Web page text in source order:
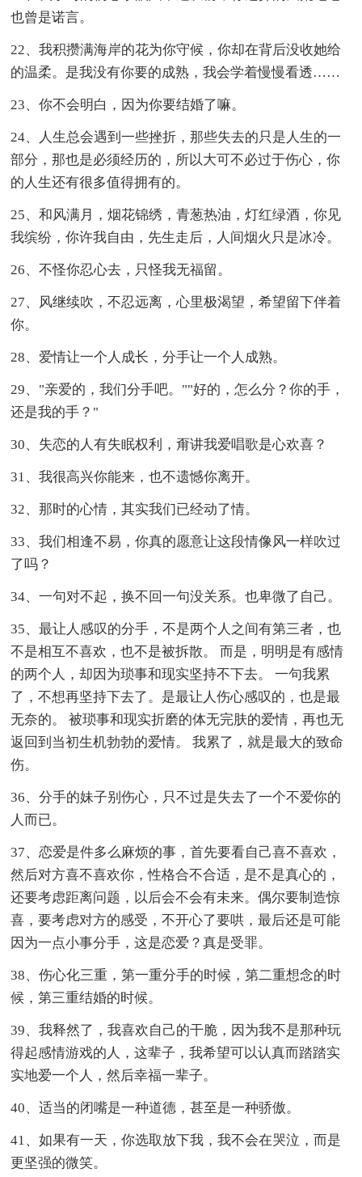
也曾是诺言。
22、我积攒满海岸的花为你守候，你却在背后没收她给
的温柔。是我没有你要的成熟，我会学着慢慢看透……
23、你不会明白，因为你要结婚了嘛。
24、人生总会遇到一些挫折，那些失去的只是人生的一
部分，那也是必须经历的，所以大可不必过于伤心，你
的人生还有很多值得拥有的。
25、和风满月，烟花锦绣，青葱热油，灯红绿酒，你见
我缤纷，你许我自由，先生走后，人间烟火只是冰冷。
26、不怪你忍心去，只怪我无福留。
27、风继续吹，不忍远离，心里极渴望，希望留下伴着
你。
28、爱情让一个人成长，分手让一个人成熟。
29、"亲爱的，我们分手吧。""好的，怎么分？你的手，
还是我的手？"
30、失恋的人有失眠权利，甭讲我爱唱歌是心欢喜？
31、我很高兴你能来，也不遗憾你离开。
32、那时的心情，其实我们已经动了情。
33、我们相逢不易，你真的愿意让这段情像风一样吹过
了吗？
34、一句对不起，换不回一句没关系。也卑微了自己。
35、最让人感叹的分手，不是两个人之间有第三者，也
不是相互不喜欢，也不是被拆散。 而是，明明是有感情
的两个人，却因为琐事和现实坚持不下去。 一句我累
了，不想再坚持下去了。是最让人伤心感叹的，也是最
无奈的。 被琐事和现实折磨的体无完肤的爱情，再也无
返回到当初生机勃勃的爱情。 我累了，就是最大的致命
伤。
36、分手的妹子别伤心，只不过是失去了一个不爱你的
人而已。
37、恋爱是件多么麻烦的事，首先要看自己喜不喜欢，
然后对方喜不喜欢你，性格合不合适，是不是真心的，
还要考虑距离问题，以后会不会有未来。偶尔要制造惊
喜，要考虑对方的感受，不开心了要哄，最后还是可能
因为一点小事分手，这是恋爱？真是受罪。
38、伤心化三重，第一重分手的时候，第二重想念的时
候，第三重结婚的时候。
39、我释然了，我喜欢自己的干脆，因为我不是那种玩
得起感情游戏的人，这辈子，我希望可以认真而踏踏实
实地爱一个人，然后幸福一辈子。
40、适当的闭嘴是一种道德，甚至是一种骄傲。
41、如果有一天，你选取放下我，我不会在哭泣，而是
更坚强的微笑。